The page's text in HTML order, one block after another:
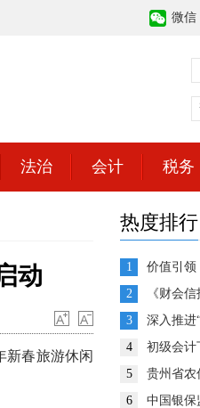
微信
法治 会计 税务
动
春旅游休闲
热度排行
1
价值引领
系建设的思考
2
《财会
3
深入推进
4
初级会计
5
贵州省农
单推动企业
6
中国银保